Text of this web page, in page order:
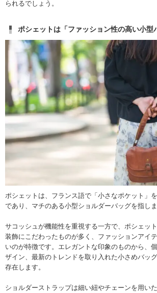
られるでしょう。
ポシェットは「ファッション性の高い小型
ポシェットは、フランス語で「小さなポケット」
であり、マチのある小型ショルダーバッグを指しま
サコッシュが機能性を重視する一方で、ポシェッ
装飾にこだわったものが多く、ファッションアイ
いのが特徴です。エレガントな印象のものから、
ザイン、最新のトレンドを取り入れた小さめバッ
存在します。
ショルダーストラップは細い紐やチェーンを用い